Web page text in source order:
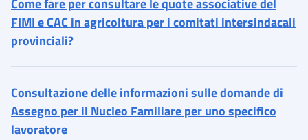
Come fare per consultare le quote associative del
FIMI e CAC in agricoltura per i comitati intersindacali
provinciali?
Consultazione delle informazioni sulle domande di
Assegno per il Nucleo Familiare per uno specifico
lavoratore